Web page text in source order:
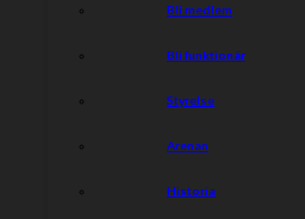
Bli medlem
Bli funktionär
Styrelse
Arenan
Historia